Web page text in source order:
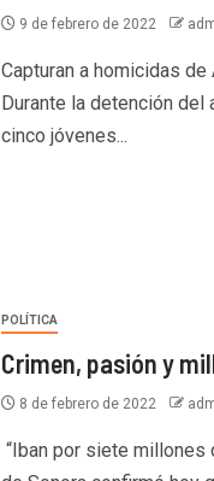
9 de febrero de 2022
Capturan a homicidas
Durante la detención del
cinco jóvenes...
POLÍTICA
Crimen, pasión y
8 de febrero de 2022
“Iban por siete millones